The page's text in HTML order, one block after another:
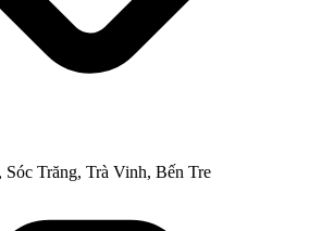
Trăng, Trà Vinh, Bến Tre